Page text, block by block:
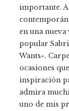
importante.
en una
popular
Wants».
ocasiones
inspiración
admira
uno de mis